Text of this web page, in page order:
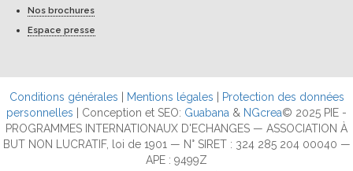
Nos brochures
Espace presse
Conditions générales Mentions légales
Protection des données
personnelles | Conception et SEO: Guabana & NGcrea© 2025 PIE -
PROGRAMMES INTERNATIONAUX D'ECHANGES — ASSOCIATION À
BUT NON LUCRATIF, loi de 1901 — N° SIRET : 324 285 204 00040 —
APE : 9499Z